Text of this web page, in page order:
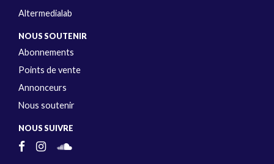
Altermedialab
NOUS SOUTENIR
Abonnements
Points de vente
Annonceurs
Nous soutenir
NOUS SUIVRE